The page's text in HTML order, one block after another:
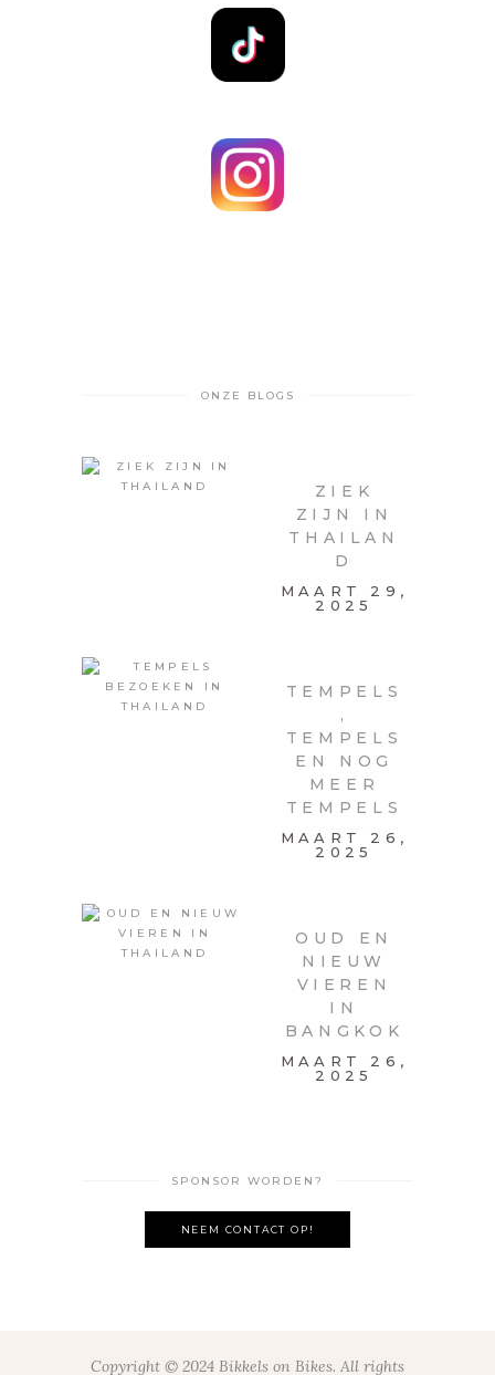
ONZE BLOGS
ZIEK
ZIJN IN
THAILAN
D
MAART 29,
2025
TEMPELS
,
TEMPELS
EN NOG
MEER
TEMPELS
MAART 26,
2025
OUD EN
NIEUW
VIEREN
IN
BANGKOK
MAART 26,
2025
SPONSOR WORDEN?
NEEM CONTACT OP!
Copyright © 2024 Bikkels on Bikes. All rights